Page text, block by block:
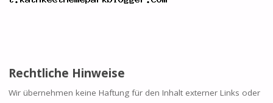
Rechtliche Hinweise
Wir übernehmen keine Haftung für den Inhalt externer Links oder